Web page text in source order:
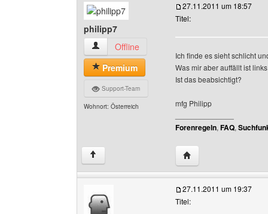
philipp7
philipp7 Benutzer-Profile anzeigen
Offline
Premium
Support-Team
Wohnort: Österreich
27.11.2011 um 18:57
Titel:
Ich finde es sieht schlicht
Was mir aber auffällt ist
Ist das beabsichtigt?
mfg Philipp
Forenregeln, FAQ,
↑ Website dieses
27.11.2011 um 19:37
Titel: